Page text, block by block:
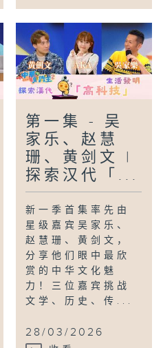
第一集 - 吴
家乐、赵慧
珊、黄剑文 |
探索汉代「...
新一季首集率先由
星级嘉宾吴家乐、
赵慧珊、黄剑文，
分享他们眼中最欣
赏的中华文化魅
力！三位嘉宾挑战
文学、历史、传...
28/03/2026